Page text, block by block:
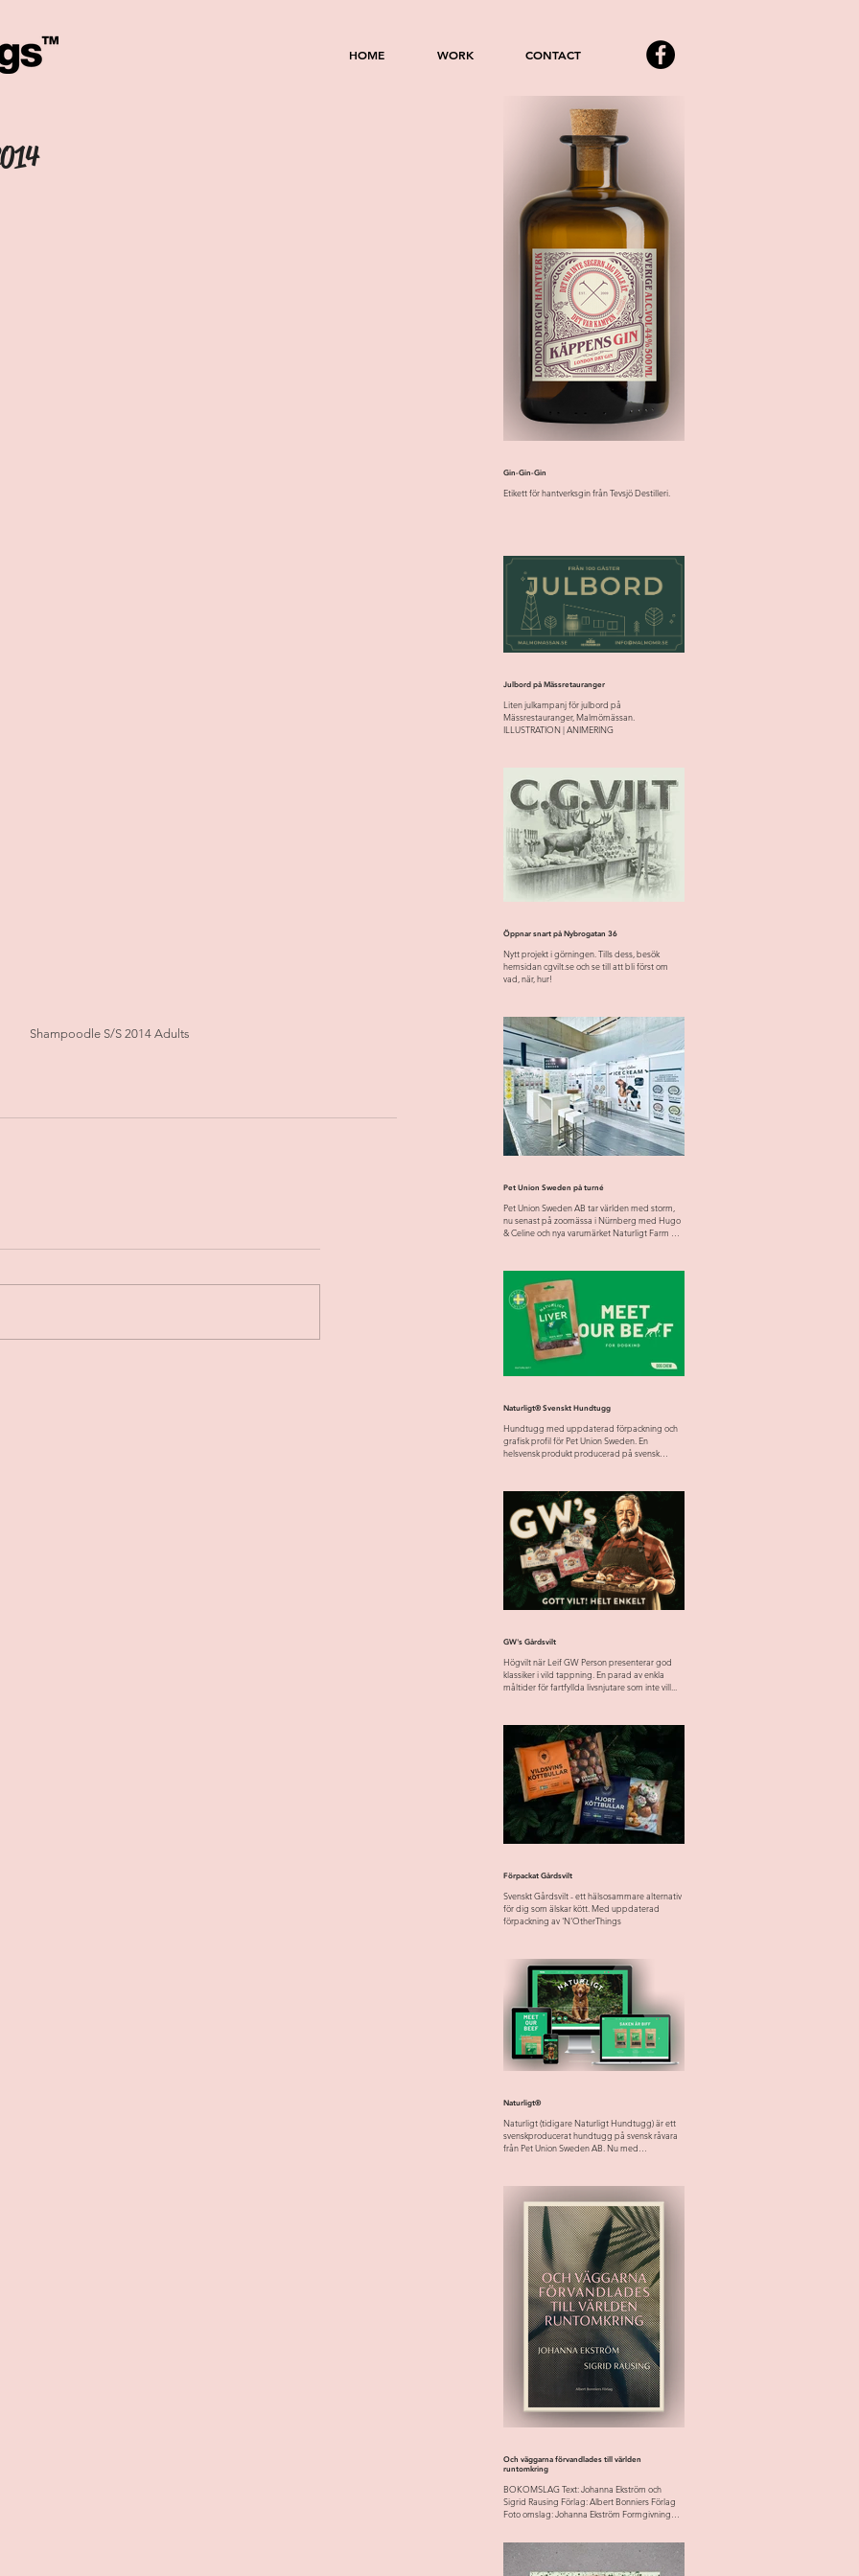
HOME WORK CONTACT
Shampoodle S/S 2014 Adults
Gin-Gin-Gin
Etikett för hantverksgin från Tevsjö Destilleri.
Julbord på Mässretauranger
Liten julkampanj för julbord på
Mässrestauranger, Malmömässan.
ILLUSTRATION | ANIMERING
Öppnar snart på Nybrogatan 36
Nytt projekt i görningen. Tills dess, besök
hemsidan cgvilt.se och se till att bli först om
vad, när, hur!
Pet Union Sweden på turné
Pet Union Sweden AB tar världen med storm,
nu senast på zoomässa i Nürnberg med Hugo
& Celine och nya varumärket Naturligt Farm &
Naturligt® Svenskt Hundtugg
Hundtugg med uppdaterad förpackning och
grafisk profil för Pet Union Sweden. En
helsvensk produkt producerad på svensk
GW's Gårdsvilt
Högvilt när Leif GW Person presenterar god
klassiker i vild tappning. En parad av enkla
måltider för fartfyllda livsnjutare som inte vill...
Förpackat Gårdsvilt
Svenskt Gårdsvilt - ett hälsosammare alternativ
för dig som älskar kött. Med uppdaterad
förpackning av 'N'OtherThings
Naturligt®
Naturligt (tidigare Naturligt Hundtugg) är ett
svenskproducerat hundtugg på svensk råvara
från Pet Union Sweden AB. Nu med
Och väggarna förvandlades till världen
runtomkring
BOKOMSLAG Text: Johanna Ekström och
Sigrid Rausing Förlag: Albert Bonniers Förlag
Foto omslag: Johanna Ekström Formgivning